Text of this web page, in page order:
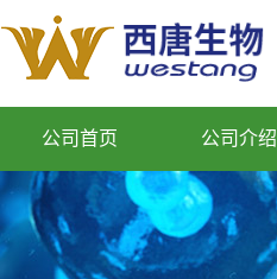
公司首页 公司介绍